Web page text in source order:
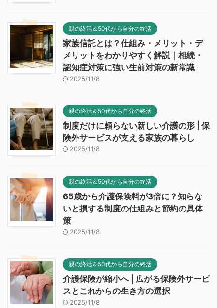
親の終活＆50代から自分の終活
家族信託とは？仕組み・メリット・デ
メリットをわかりやすく解説｜相続・
認知症対策に強い生前対策の新常識
2025/11/8
親の終活＆50代から自分の終活
制度だけに頼らない新しい介護の形 | 保
険外サービスが支える家族の暮らし
2025/11/8
親の終活＆50代から自分の終活
65歳から介護保険料が3倍に？知らな
いと損する制度の仕組みと節約の具体
策
2025/11/8
親の終活＆50代から自分の終活
介護保険が縮小へ | 広がる保険外サービ
スとこれからの生き方の選択
2025/11/8